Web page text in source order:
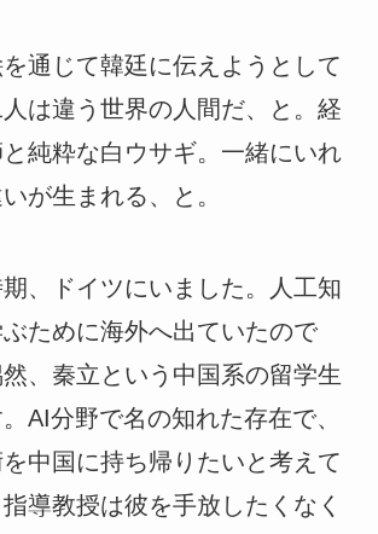
通じて韓廷に伝えようとして
は違う世界の人間だ、と。経
純粋な白ウサギ。一緒にいれ
が生まれる、と。
、ドイツにいました。人工知
ために海外へ出ていたので
、秦立という中国系の留学生
AI分野で名の知れた存在で、
中国に持ち帰りたいと考えて
導教授は彼を手放したくなく